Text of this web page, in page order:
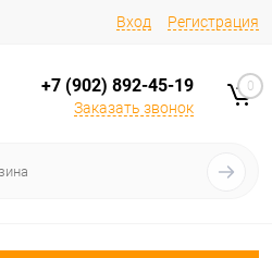
Вход Регистрация
+7 (902) 892-45-19
Заказать звонок
0